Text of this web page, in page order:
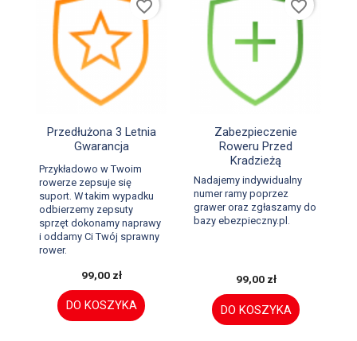
Szybki podgląd
Przedłużona 3 Letnia
Gwarancja
Przykładowo w Twoim
rowerze zepsuje się
suport. W takim wypadku
odbierzemy zepsuty
sprzęt dokonamy naprawy
i oddamy Ci Twój sprawny
rower.
99,00 zł
DO KOSZYKA
favorite_border
Szybki podgląd
Zabezpieczenie
Roweru Przed
Kradzieżą
Nadajemy indywidualny
numer ramy poprzez
grawer oraz zgłaszamy do
bazy ebezpieczny.pl.
99,00 zł
DO KOSZYKA
favorite_border